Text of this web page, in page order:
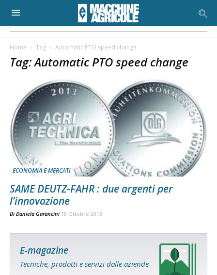
Home Tag Automatic PTO speed change
Tag: Automatic PTO speed change
ECONOMIA E MERCATI
SAME DEUTZ-FAHR : due argenti per
l’innovazione
Di Daniela Garancini 18 Ottobre 2013
E-magazine
Tecniche, prodotti e servizi dalle aziende